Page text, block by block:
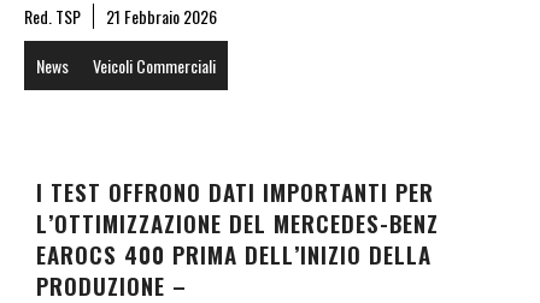
Red. TSP
21 Febbraio 2026
News
Veicoli Commerciali
I TEST OFFRONO DATI IMPORTANTI PER
L’OTTIMIZZAZIONE DEL MERCEDES-BENZ
EAROCS 400 PRIMA DELL’INIZIO DELLA
PRODUZIONE –